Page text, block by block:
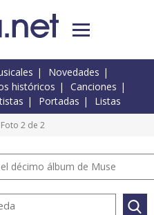
Novedades
históricos
Canciones
Portadas Listas
2 de 2
décimo álbum de Muse